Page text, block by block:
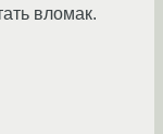
вломак.